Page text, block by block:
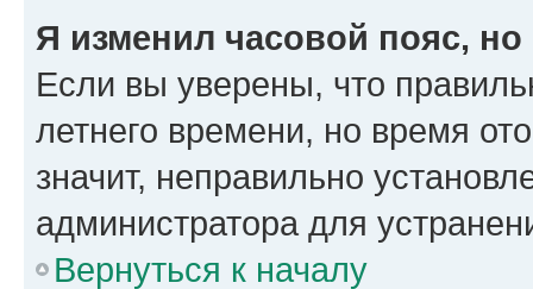
Я изменил часовой пояс,
Если вы уверены, что
летнего времени, но время
значит, неправильно
администратора для
Вернуться к началу